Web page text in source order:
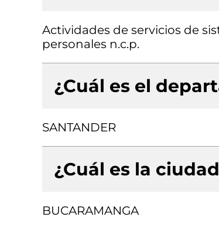
Actividades de servicios de
personales n.c.p.
¿Cuál es el
SANTANDER
¿Cuál es la
BUCARAMANGA